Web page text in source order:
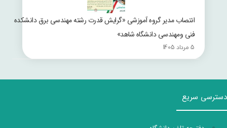
انتصاب مدیر گروه آموزشی «گرایش قدرت رشته مهندسی برق دانشکده
فنی ومهندسی دانشگاه شاهد»
5 مرداد 1405
دسترسی سریع